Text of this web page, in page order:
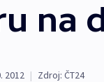
na
2012 | Zdroj: ČT24